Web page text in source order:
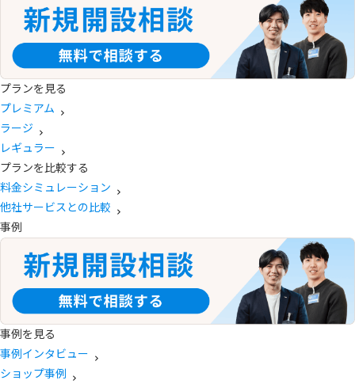
プランを見る
プレミアム
ラージ
レギュラー
プランを比較する
料金シミュレーション
他社サービスとの比較
事例
事例を見る
事例インタビュー
ショップ事例